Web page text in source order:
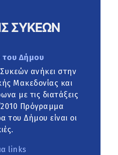
του Δήμου
ανήκει στην
Μακεδονίας και
με τις διατάξεις
Πρόγραμμα
του Δήμου είναι οι
links